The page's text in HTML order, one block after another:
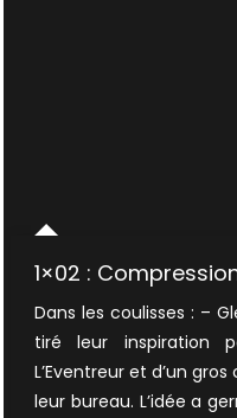
1×02 :
Dans les coulisses : –
tiré leur inspiration
L’Eventreur et d’un
leur bureau. L’idée a